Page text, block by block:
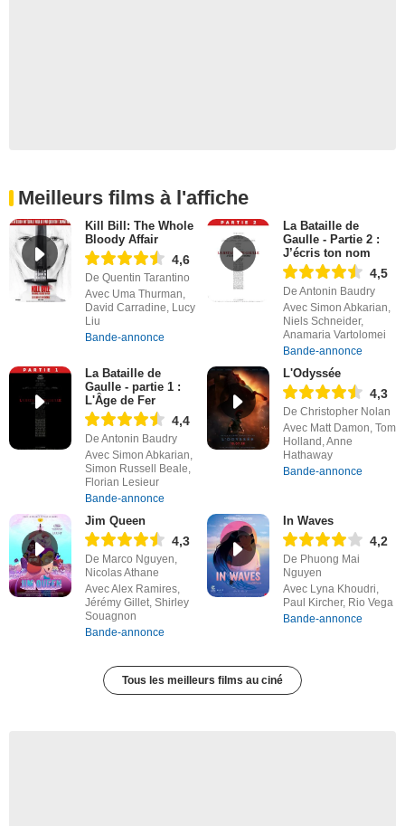
Meilleurs films à l'affiche
Kill Bill: The Whole
Bloody Affair
4,6
De Quentin Tarantino
Avec Uma Thurman,
David Carradine, Lucy
Liu
Bande-annonce
La Bataille de
Gaulle - Partie 2 :
J’écris ton nom
4,5
De Antonin Baudry
Avec Simon Abkarian,
Niels Schneider,
Anamaria Vartolomei
Bande-annonce
La Bataille de
Gaulle - partie 1 :
L'Âge de Fer
4,4
De Antonin Baudry
Avec Simon Abkarian,
Simon Russell Beale,
Florian Lesieur
Bande-annonce
L'Odyssée
4,3
De Christopher Nolan
Avec Matt Damon, Tom
Holland, Anne
Hathaway
Bande-annonce
Jim Queen
4,3
De Marco Nguyen,
Nicolas Athane
Avec Alex Ramires,
Jérémy Gillet, Shirley
Souagnon
Bande-annonce
In Waves
4,2
De Phuong Mai
Nguyen
Avec Lyna Khoudri,
Paul Kircher, Rio Vega
Bande-annonce
Tous les meilleurs films au ciné